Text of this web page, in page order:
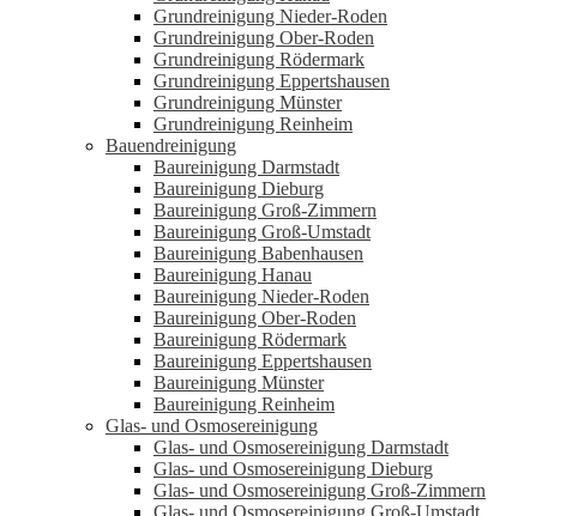
Grundreinigung Nieder-Roden
Grundreinigung Ober-Roden
Grundreinigung Rödermark
Grundreinigung Eppertshausen
Grundreinigung Münster
Grundreinigung Reinheim
Bauendreinigung
Baureinigung Darmstadt
Baureinigung Dieburg
Baureinigung Groß-Zimmern
Baureinigung Groß-Umstadt
Baureinigung Babenhausen
Baureinigung Hanau
Baureinigung Nieder-Roden
Baureinigung Ober-Roden
Baureinigung Rödermark
Baureinigung Eppertshausen
Baureinigung Münster
Baureinigung Reinheim
Glas- und Osmosereinigung
Glas- und Osmosereinigung Darmstadt
Glas- und Osmosereinigung Dieburg
Glas- und Osmosereinigung Groß-Zimmern
Glas- und Osmosereinigung Groß-Umstadt